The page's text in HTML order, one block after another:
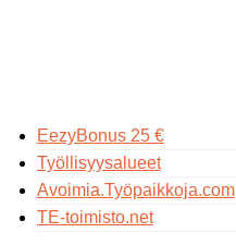
EezyBonus 25 €
Työllisyysalueet
Avoimia.Työpaikkoja.com
TE-toimisto.net